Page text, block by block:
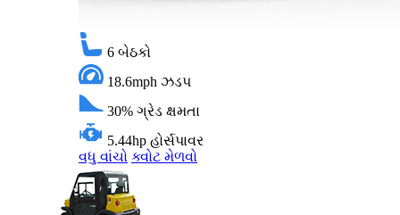
6 બેઠકો
18.6mph ઝડપ
30% ગ્રેડ ક્ષમતા
5.44hp હોર્સપાવર
વધુ વાંચો ક્વોટ મેળવો